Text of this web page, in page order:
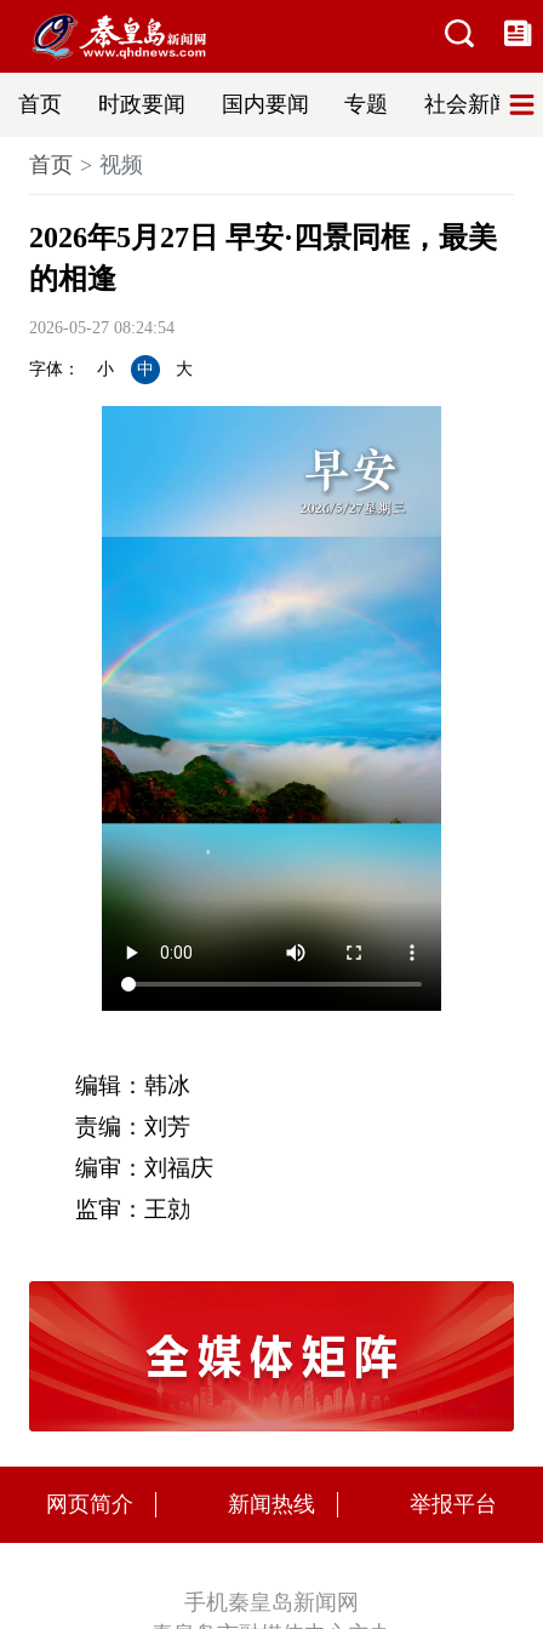
首页 时政要闻 国内要闻 专题 社会新闻
首页 视频
2026年5月27日 早安·四景同框，最美
的相逢
2026-05-27 08:24:54
字体： 小 中 大
编辑：韩冰
责编：刘芳
编审：刘福庆
监审：王勍
网页简介 新闻热线 举报平台
手机秦皇岛新闻网